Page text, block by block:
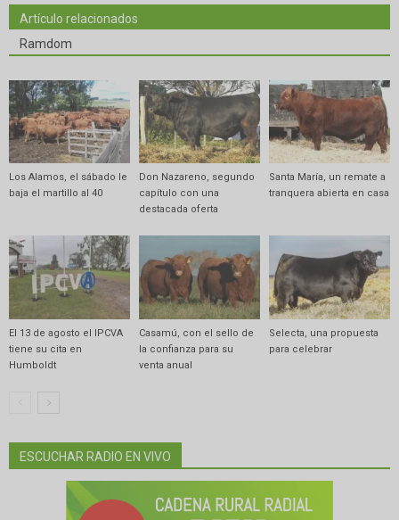
Artículo relacionados
Ramdom
Los Alamos, el sábado le
baja el martillo al 40
Don Nazareno, segundo
capítulo con una
destacada oferta
Santa María, un remate a
tranquera abierta en casa
El 13 de agosto el IPCVA
tiene su cita en
Humboldt
Casamú, con el sello de
la confianza para su
venta anual
Selecta, una propuesta
para celebrar
ESCUCHAR RADIO EN VIVO